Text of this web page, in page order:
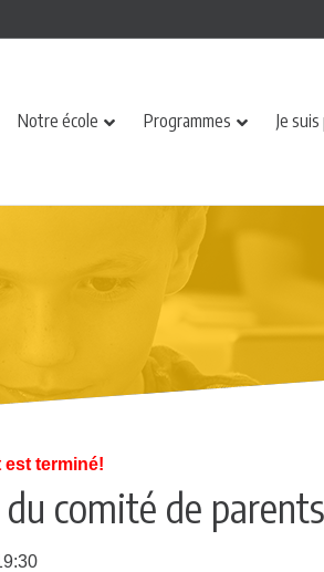
Notre école Programmes Je
est terminé!
comité de parents